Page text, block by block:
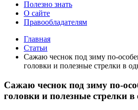
Полезно знать
О сайте
Правообладателям
Главная
Статьи
Сажаю чеснок под зиму по-
головки и полезные стрелки в
Сажаю чеснок под зиму по-
головки и полезные стрелки в